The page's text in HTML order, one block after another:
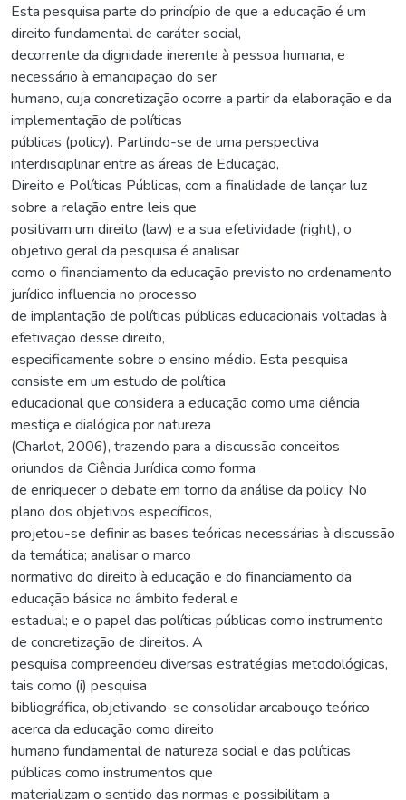
Esta pesquisa parte do princípio de que a educação é um
direito fundamental de caráter social,
decorrente da dignidade inerente à pessoa humana, e
necessário à emancipação do ser
humano, cuja concretização ocorre a partir da elaboração e da
implementação de políticas
públicas (policy). Partindo-se de uma perspectiva
interdisciplinar entre as áreas de Educação,
Direito e Políticas Públicas, com a finalidade de lançar luz
sobre a relação entre leis que
positivam um direito (law) e a sua efetividade (right), o
objetivo geral da pesquisa é analisar
como o financiamento da educação previsto no ordenamento
jurídico influencia no processo
de implantação de políticas públicas educacionais voltadas à
efetivação desse direito,
especificamente sobre o ensino médio. Esta pesquisa
consiste em um estudo de política
educacional que considera a educação como uma ciência
mestiça e dialógica por natureza
(Charlot, 2006), trazendo para a discussão conceitos
oriundos da Ciência Jurídica como forma
de enriquecer o debate em torno da análise da policy. No
plano dos objetivos específicos,
projetou-se definir as bases teóricas necessárias à discussão
da temática; analisar o marco
normativo do direito à educação e do financiamento da
educação básica no âmbito federal e
estadual; e o papel das políticas públicas como instrumento
de concretização de direitos. A
pesquisa compreendeu diversas estratégias metodológicas,
tais como (i) pesquisa
bibliográfica, objetivando-se consolidar arcabouço teórico
acerca da educação como direito
humano fundamental de natureza social e das políticas
públicas como instrumentos que
materializam o sentido das normas e possibilitam a